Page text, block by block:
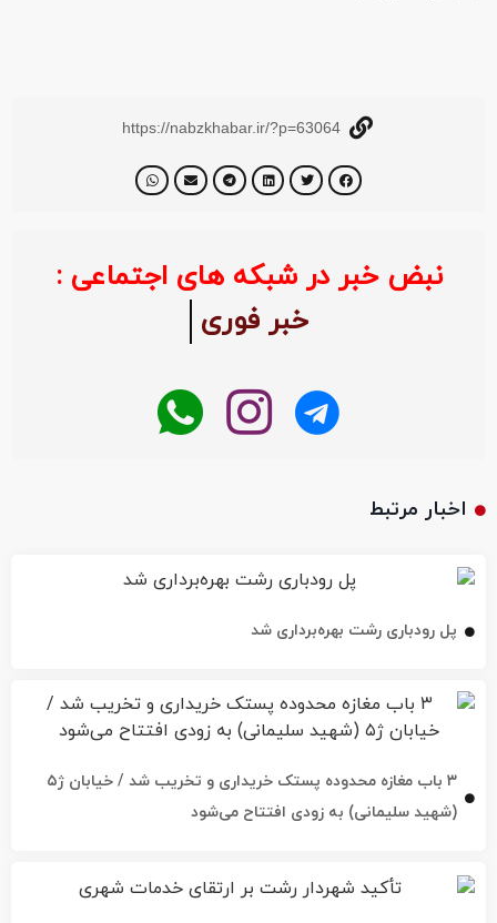
https://nabzkhabar.ir/?p=63064
نبض خبر در شبکه های اجتماعی :
خبر فوری
اخبار مرتبط
پل رودباری رشت بهره‌برداری شد
۳ باب مغازه محدوده پستک خریداری و تخریب شد / خیابان ژ۵
(شهید سلیمانی) به زودی افتتاح می‌شود